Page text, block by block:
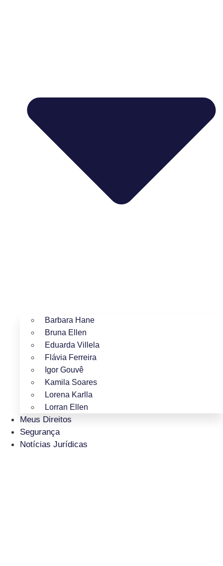
Barbara Hane
Bruna Ellen
Eduarda Villela
Flávia Ferreira
Igor Gouvê
Kamila Soares
Lorena Karlla
Lorran Ellen
Meus Direitos
Segurança
Notícias Jurídicas